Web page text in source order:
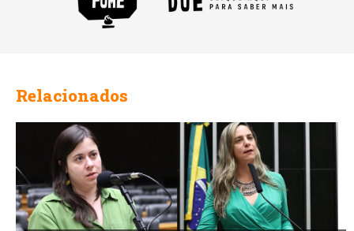
Relacionados